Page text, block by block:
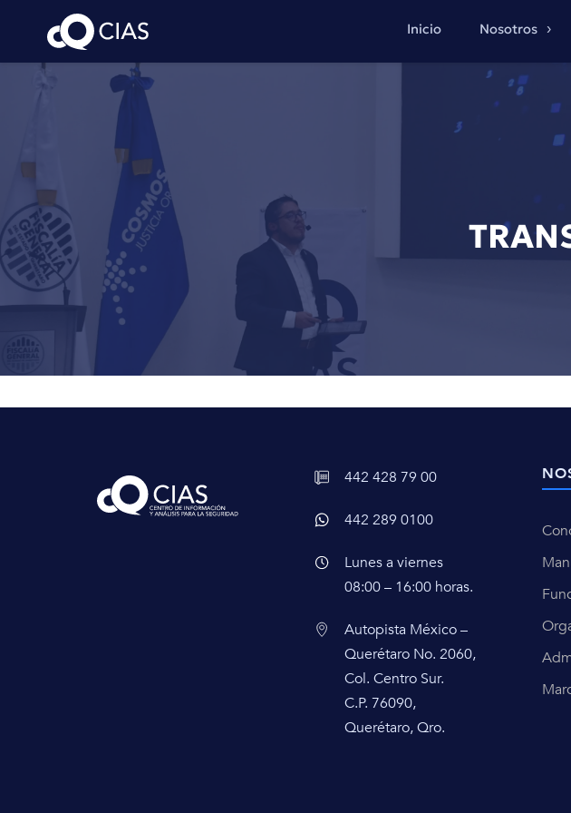
Inicio Nosotros
442 428 79 00
442 289 0100
Lunes a viernes
08:00 – 16:00 horas.
Autopista México –
Querétaro No. 2060,
Col. Centro Sur.
C.P. 76090,
Querétaro, Qro.